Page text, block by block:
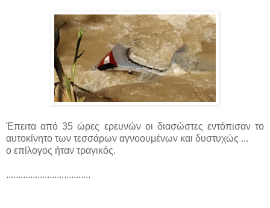
Έπειτα από 35 ώρες ερευνών οι διασώστες εντόπισαν το
αυτοκίνητο των τεσσάρων αγνοουμένων και δυστυχώς ...
ο επίλογος ήταν τραγικός.
...................................